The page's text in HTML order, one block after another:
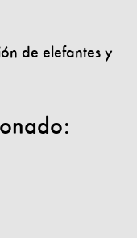
de elefantes y